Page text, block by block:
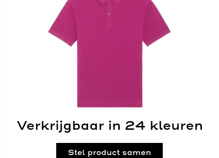
Verkrijgbaar in 24 kleuren
Stel product samen